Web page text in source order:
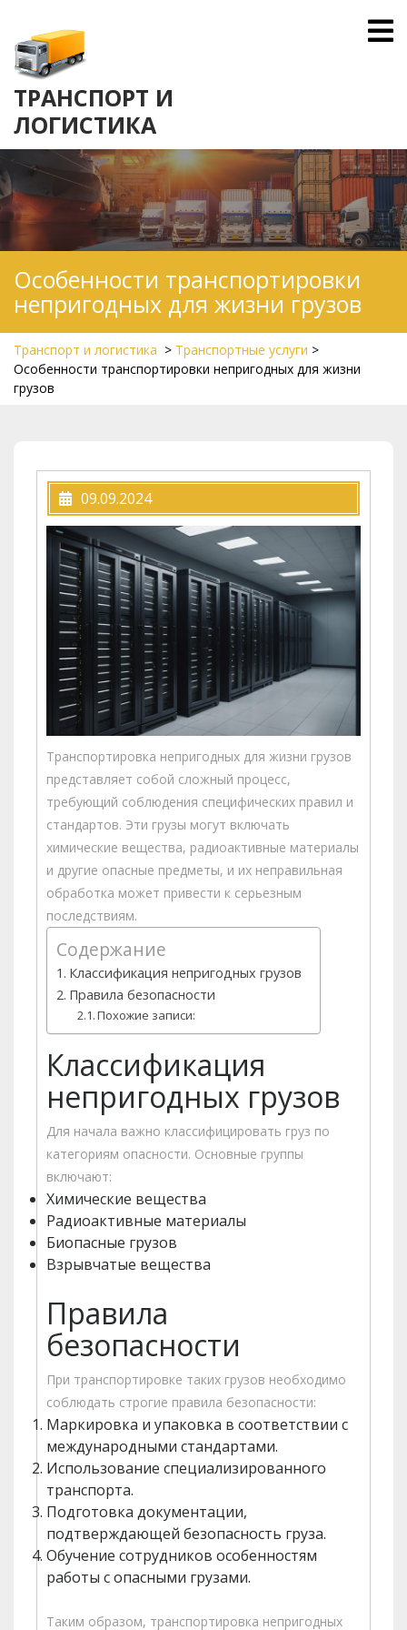
content
ТРАНСПОРТ И
ЛОГИСТИКА
Особенности транспортировки
непригодных для жизни грузов
Транспорт и логистика > Транспортные услуги >
Особенности транспортировки непригодных для жизни
грузов
09.09.2024
Транспортировка непригодных для жизни грузов
представляет собой сложный процесс,
требующий соблюдения специфических правил и
стандартов. Эти грузы могут включать
химические вещества, радиоактивные материалы
и другие опасные предметы, и их неправильная
обработка может привести к серьезным
последствиям.
Содержание
Классификация непригодных грузов
Правила безопасности
Похожие записи:
Классификация
непригодных грузов
Для начала важно классифицировать груз по
категориям опасности. Основные группы
включают:
Химические вещества
Радиоактивные материалы
Биопасные грузов
Взрывчатые вещества
Правила
безопасности
При транспортировке таких грузов необходимо
соблюдать строгие правила безопасности:
Маркировка и упаковка в соответствии с
международными стандартами.
Использование специализированного
транспорта.
Подготовка документации,
подтверждающей безопасность груза.
Обучение сотрудников особенностям
работы с опасными грузами.
Таким образом, транспортировка непригодных